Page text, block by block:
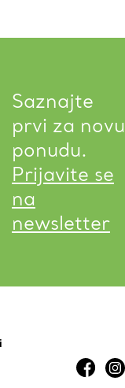
Saznajte
prvi za novu
ponudu.
Prijavite se
na
newsletter